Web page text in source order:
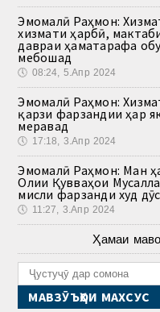
Эмомалӣ Раҳмон:
хизмати ҳарбӣ,
давраи ҳаматарафа
мебошад
🕔 08:24, 5.Апр 2024
Эмомалӣ Раҳмон:
қарзи фарзандии ҳар
меравад
🕔 17:18, 3.Апр 2024
Эмомалӣ Раҳмон: Ман
Олии Қувваҳои
мисли фарзанди худ
🕔 11:27, 3.Апр 2024
Ҳамаи
МАВЗӮЪҲОИ МАХСУС